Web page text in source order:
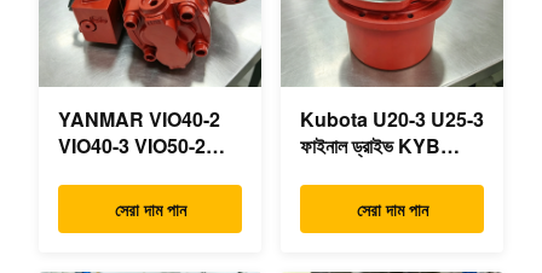
YANMAR VIO40-2
VIO40-3 VIO50-2
VIO55-3 প্রধান
হাইড্রোলিক পাম্প OEM
সেরা দাম পান
Kubota U20-3 U25-3
ফাইনাল ড্রাইভ KYB
OEM ভ্রমণ মোটর
B0240-18076
সেরা দাম পান